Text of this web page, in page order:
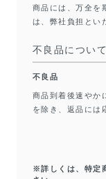
商品には、万全を
は、弊社負担とい
不良品について
不良品
商品到着後速やか
を除き、返品には
※詳しくは、特定